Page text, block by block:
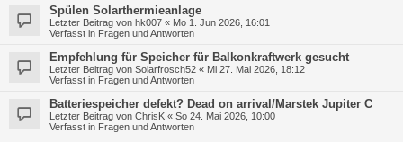
Spülen Solarthermieanlage
Letzter Beitrag von hk007 « Mo 1. Jun 2026, 16:01
Verfasst in Fragen und Antworten
Empfehlung für Speicher für Balkonkraftwerk gesucht
Letzter Beitrag von Solarfrosch52 « Mi 27. Mai 2026, 18:12
Verfasst in Fragen und Antworten
Batteriespeicher defekt? Dead on arrival/Marstek Jupiter C
Letzter Beitrag von ChrisK « So 24. Mai 2026, 10:00
Verfasst in Fragen und Antworten